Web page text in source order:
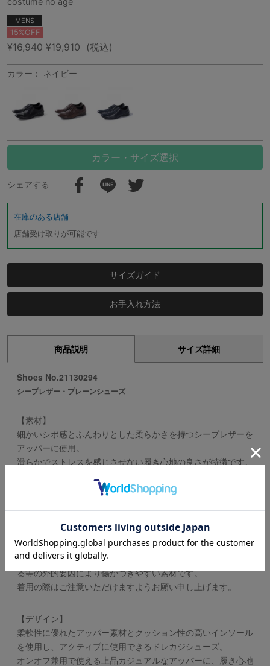
MENS
15%OFF
¥16,940 ¥19,910 (税込)
カラー： ネイビー
カラー・サイズ選択
シェアする
在庫のある店舗
店舗受け取りが可能です
サイズガイド
お手入れ方法
商品説明 サイズ詳細
Shoes No.21130294
シープレザー・プレーンシューズ
【素材】
細かいシボ感とふんわりとした柔らかさを持つシープレザーを
アッパーに使用。
滑らかでストレスを感じさせない履き心地の良さが特徴です。
※この製品はシープレザー(羊革)を使用しております。
非常にやわらかくしなやかな質感が特徴のレザーです。
その反面、牛革に比べて厚みが薄く表面が繊細なため、ぶつけ
る等の外的要因により傷がつきやすい素材です。
着用の際はご注意いただけますようお願い申し上げます。
【デザイン】
柔軟性に優れたアッパー素材とクッション性の高いインソール
を使用し、アクティブに使用できるドレカジシューズ。
オンオフ兼用で使える上品カジュアルなアッパーに、履き心地